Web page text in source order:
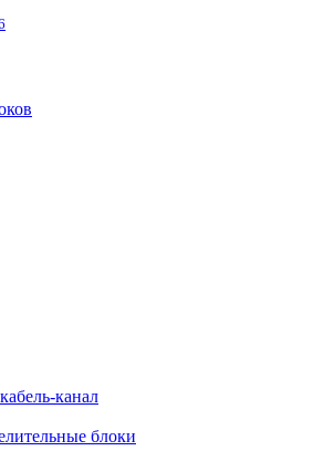
канал
блоки